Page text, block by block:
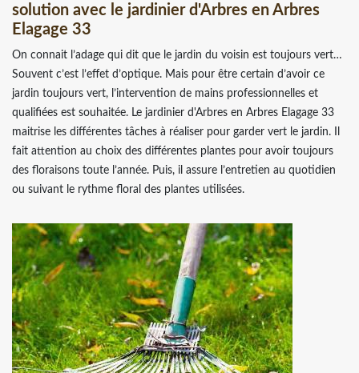
solution avec le jardinier d'Arbres en Arbres
Elagage 33
On connait l’adage qui dit que le jardin du voisin est toujours vert…
Souvent c’est l’effet d’optique. Mais pour être certain d’avoir ce
jardin toujours vert, l’intervention de mains professionnelles et
qualifiées est souhaitée. Le jardinier d'Arbres en Arbres Elagage 33
maitrise les différentes tâches à réaliser pour garder vert le jardin. Il
fait attention au choix des différentes plantes pour avoir toujours
des floraisons toute l’année. Puis, il assure l’entretien au quotidien
ou suivant le rythme floral des plantes utilisées.